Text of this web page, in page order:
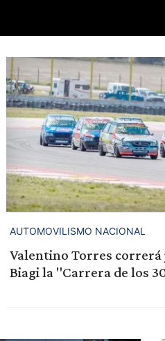
AUTOMOVILISMO NACIONAL
Valentino Torres correrá
Biagi la "Carrera de los